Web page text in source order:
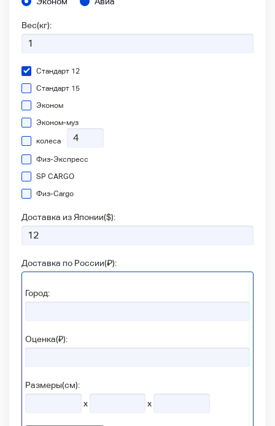
Вес(кг):
Стандарт 12
Стандарт 15
Эконом
Эконом-муз
колеса
Физ-Экспресс
SP CARGO
Физ-Сargo
Доставка из Японии($):
Доставка по России(₽):
Город:
Оценка(₽):
Размеры(см):
x
x